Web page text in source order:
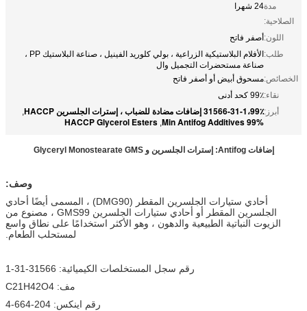
مدة
الصلاحية:
24 شهرا
اللون:أصفر فاتح
طلب:
الأفلام البلاستيكية الزراعية ، بولي كلوريد الفينيل ، صناعة البلاستيك PP ،
صناعة مستحضرات التجميل وال
الخصائص:مسحوق أبيض أو أصفر فاتح
نقاء:99٪ كحد أدنى
أبرز:31566-31-1،99٪ إضافات مضادة للضباب ، إسترات الجلسرين HACCP ,
99% Min Antifog Additives
,
HACCP Glycerol Esters
إضافات Antifog: إسترات الجلسرين و Glyceryl Monostearate GMS
وصف:
أحادي ستيارات الجلسرين المقطر (DMG90) ، المسمى أيضًا أحادي
الجلسرين المقطر أو أحادي ستيارات الجلسرين GMS99 ، مصنوع من
الزيوت النباتية الطبيعية والدهون ، وهو الأكثر استخدامًا على نطاق واسع
لمستحلب الطعام.
رقم سجل المستخلصات الكيميائية: 31566-31-1
مف: C21H42O4
رقم اينكس: 204-664-4